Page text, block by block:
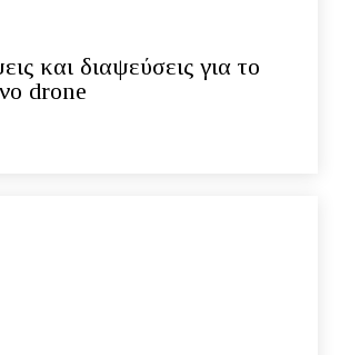
και διαψεύσεις για το
drone